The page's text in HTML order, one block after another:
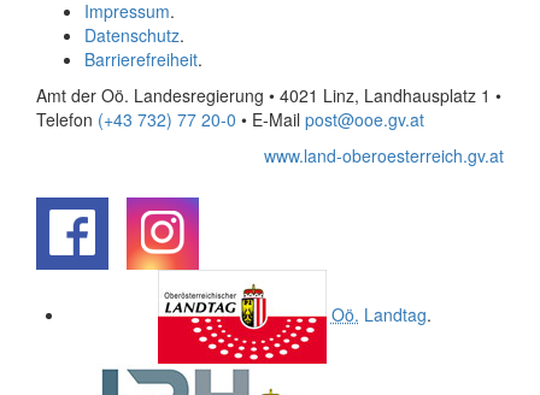
Impressum.
Datenschutz.
Barrierefreiheit.
Amt der Oö. Landesregierung • 4021 Linz, Landhausplatz 1 •
Telefon (+43 732) 77 20-0 • E-Mail post@ooe.gv.at
www.land-oberoesterreich.gv.at
Oö. Landtag.